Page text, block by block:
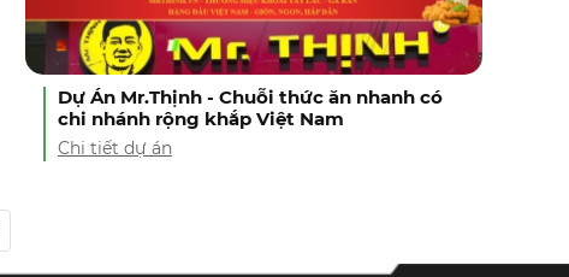
Dự Án Mr.Thịnh - Chuỗi thức ăn nhanh có
chi nhánh rộng khắp Việt Nam
Chi tiết dự án